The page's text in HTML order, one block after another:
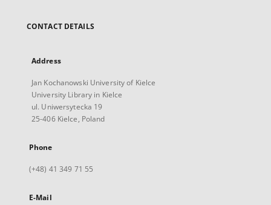
CONTACT DETAILS
Address
Jan Kochanowski University of Kielce
University Library in Kielce
ul. Uniwersytecka 19
25-406 Kielce, Poland
Phone
(+48) 41 349 71 55
E-Mail